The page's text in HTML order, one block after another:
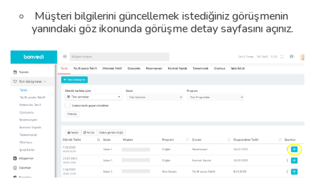
Müşteri bilgilerini güncellemek istediğiniz görüşmenin
yanındaki göz ikonunda görüşme detay sayfasını açınız.